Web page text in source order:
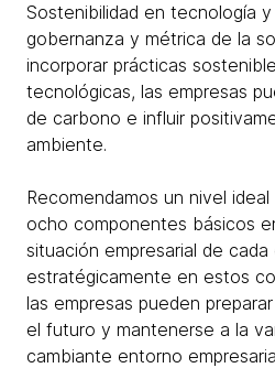
Sostenibilidad en tecnología
gobernanza y métrica de la
incorporar prácticas
tecnológicas, las empresas
de carbono e influir
ambiente.
Recomendamos un nivel
ocho componentes básicos
situación empresarial de
estratégicamente en estos
las empresas pueden
el futuro y mantenerse a la
cambiante entorno